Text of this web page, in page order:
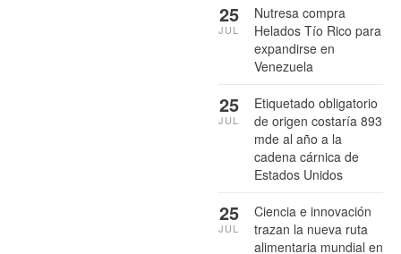
Nutresa compra
Helados Tío Rico para
expandirse en
Venezuela
25
JUL
Etiquetado obligatorio
de origen costaría 893
mde al año a la
cadena cárnica de
Estados Unidos
25
JUL
Ciencia e innovación
trazan la nueva ruta
alimentaria mundial en
25
JUL